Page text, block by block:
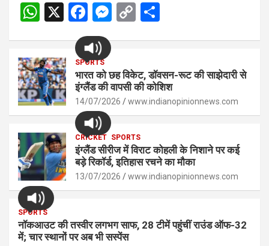
W
s
A
p
p
X
F
a
ce
b
o
o
k
M
n
g
er
C
Li
n
k
e
SPORTS
भारत को छह विकेट, डॉवसन-रूट की साझेदारी से
इंग्लैंड की वापसी की कोशिश
14/07/2026 www.indianopinionnews.com
CRICKET SPORTS
इंग्लैंड सीरीज में विराट कोहली के निशाने पर कई
बड़े रिकॉर्ड, इतिहास रचने का मौका
13/07/2026 www.indianopinionnews.com
SPORTS
नॉकआउट की तस्वीर लगभग साफ, 28 टीमें पहुंचीं राउंड ऑफ-32
में; चार स्थानों पर अब भी सस्पेंस